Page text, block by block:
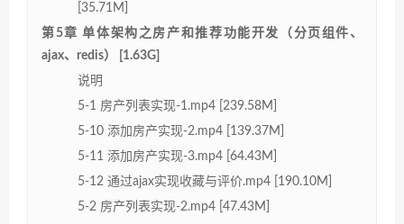
[35.71M]
第5章 单体架构之房产和推荐功能开发（分页组件、
ajax、redis） [1.63G]
说明
5-1 房产列表实现-1.mp4 [239.58M]
5-10 添加房产实现-2.mp4 [139.37M]
5-11 添加房产实现-3.mp4 [64.43M]
5-12 通过ajax实现收藏与评价.mp4 [190.10M]
5-2 房产列表实现-2.mp4 [47.43M]